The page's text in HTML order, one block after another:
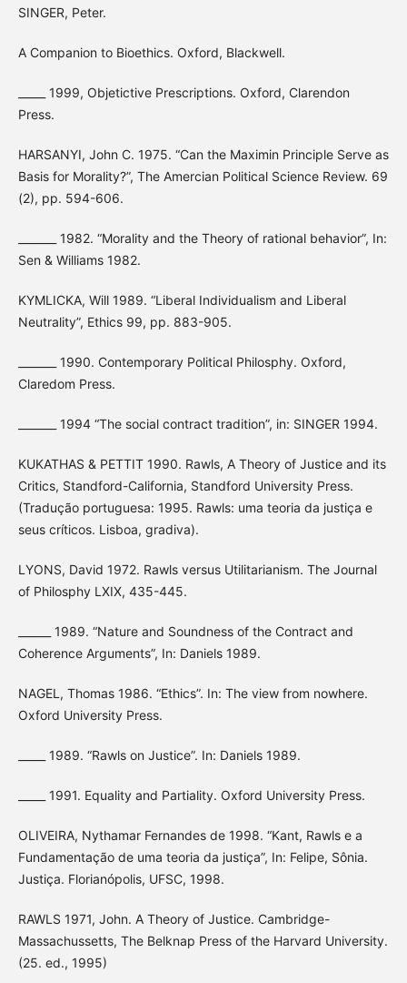
SINGER, Peter.
A Companion to Bioethics. Oxford, Blackwell.
_____ 1999, Objetictive Prescriptions. Oxford, Clarendon
Press.
HARSANYI, John C. 1975. “Can the Maximin Principle Serve as
Basis for Morality?”, The Amercian Political Science Review. 69
(2), pp. 594-606.
_______ 1982. “Morality and the Theory of rational behavior”, In:
Sen & Williams 1982.
KYMLICKA, Will 1989. “Liberal Individualism and Liberal
Neutrality”, Ethics 99, pp. 883-905.
_______ 1990. Contemporary Political Philosphy. Oxford,
Claredom Press.
_______ 1994 “The social contract tradition”, in: SINGER 1994.
KUKATHAS & PETTIT 1990. Rawls, A Theory of Justice and its
Critics, Standford-California, Standford University Press.
(Tradução portuguesa: 1995. Rawls: uma teoria da justiça e
seus críticos. Lisboa, gradiva).
LYONS, David 1972. Rawls versus Utilitarianism. The Journal
of Philosphy LXIX, 435-445.
______ 1989. “Nature and Soundness of the Contract and
Coherence Arguments”, In: Daniels 1989.
NAGEL, Thomas 1986. “Ethics”. In: The view from nowhere.
Oxford University Press.
_____ 1989. “Rawls on Justice”. In: Daniels 1989.
_____ 1991. Equality and Partiality. Oxford University Press.
OLIVEIRA, Nythamar Fernandes de 1998. “Kant, Rawls e a
Fundamentação de uma teoria da justiça”, In: Felipe, Sônia.
Justiça. Florianópolis, UFSC, 1998.
RAWLS 1971, John. A Theory of Justice. Cambridge-
Massachussetts, The Belknap Press of the Harvard University.
(25. ed., 1995)